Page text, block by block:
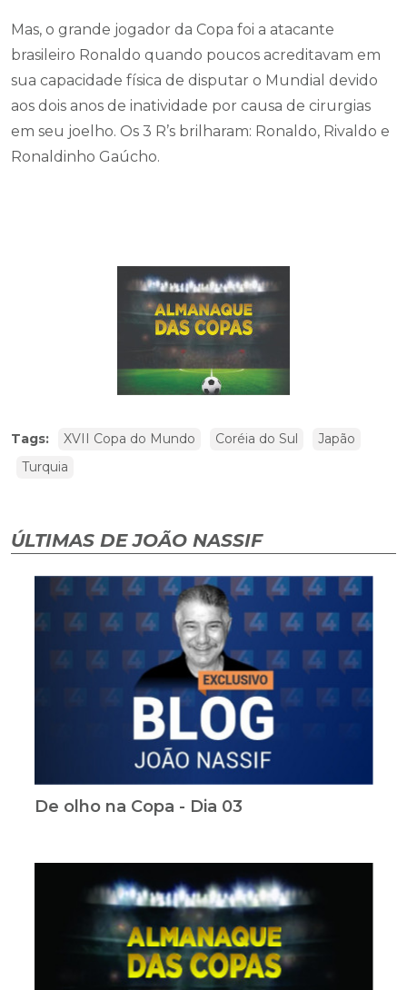
Mas, o grande jogador da Copa foi a atacante
brasileiro Ronaldo quando poucos acreditavam em
sua capacidade física de disputar o Mundial devido
aos dois anos de inatividade por causa de cirurgias
em seu joelho. Os 3 R’s brilharam: Ronaldo, Rivaldo e
Ronaldinho Gaúcho.
Tags: XVII Copa do Mundo Coréia do Sul
Japão
Turquia
ÚLTIMAS DE JOÃO NASSIF
De olho na Copa - Dia 03